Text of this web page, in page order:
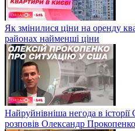
Як змінилися ціни на оренду
районах найменші ціни
Найруйнівніша негода в
розповів Олександр Прокопенко